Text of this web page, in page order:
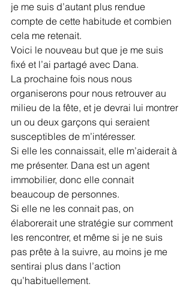
je me suis d’autant plus rendue
compte de cette habitude et combien
cela me retenait.
Voici le nouveau but que je me suis
fixé et l’ai partagé avec Dana.
La prochaine fois nous nous
organiserons pour nous retrouver au
milieu de la fête, et je devrai lui montrer
un ou deux garçons qui seraient
susceptibles de m’intéresser.
Si elle les connaissait, elle m’aiderait à
me présenter. Dana est un agent
immobilier, donc elle connait
beaucoup de personnes.
Si elle ne les connait pas, on
élaborerait une stratégie sur comment
les rencontrer, et même si je ne suis
pas prête à la suivre, au moins je me
sentirai plus dans l’action
qu’habituellement.